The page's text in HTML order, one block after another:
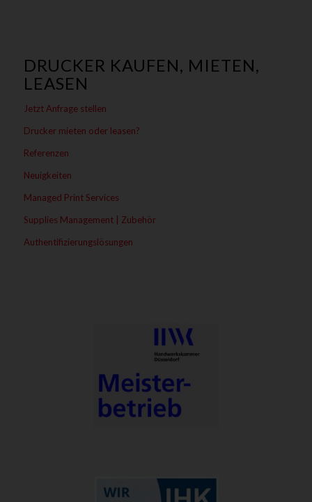
DRUCKER KAUFEN, MIETEN,
LEASEN
Jetzt Anfrage stellen
Drucker mieten oder leasen?
Referenzen
Neuigkeiten
Managed Print Services
Supplies Management | Zubehör
Authentifizierungslösungen